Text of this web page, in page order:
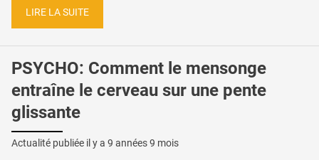
LIRE LA SUITE
PSYCHO: Comment le mensonge
entraîne le cerveau sur une pente
glissante
Actualité publiée il y a 9 années 9 mois